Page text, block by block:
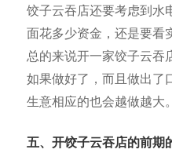
饺子云吞店还要考虑到水
面花多少资金，还是要看
总的来说开一家饺子云吞
如果做好了，而且做出了
生意相应的也会越做越大。
五、开饺子云吞店的前期